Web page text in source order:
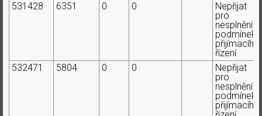
531428
6351 0 0
Nepřijat
pro
nesplnění
podmínek
přijímacího
řízení
532471
5804 0 0
Nepřijat
pro
nesplnění
podmínek
přijímacího